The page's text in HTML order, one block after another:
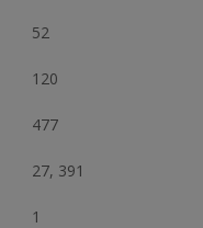
52
120
477
27, 391
1